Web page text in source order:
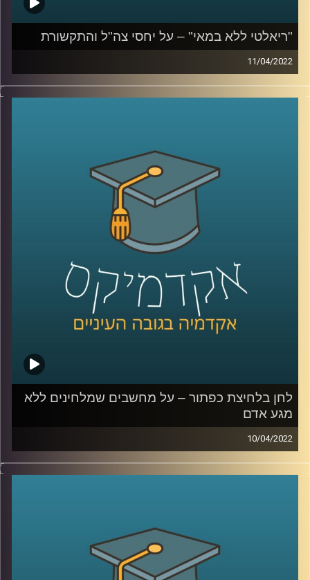
"ריאלטי ללא במאי" – על יחסי צה"ל והתקשורת
11/04/2022
בסוף השבוע שעבר נרצחו שלושה בני אדם בפיגוע ברחוב
דיזינגוף בתל אביב. המחבל נמלט והמרדף אחריו ברחובות תל
הצבא והחברה בישראל ואת יחסי הצבא התקשורת. בפרק זה
שוחחנו על סיקור האירוע שהיה השבוע בתל אביב ועל יחסי
הצבא והתקשורת בישראל בכלל.
לשיחה על היצג צה"ל בקולנוע ובסדרות –
לשיחה על הצבא והצבאיות בישראל –לחצו כאן
קרדיט תמונות:AudioVersity
לחן בלחיצת כפתור – על מחשבים שמלחינים ללא
מגע אדם
10/04/2022
היום ישנן אפליקציות שמלחינות שירים לבקשתך ללא
התערבות אדם ולהולוגרמה ביפן כבר יש אלפי מאריצים והיא
לשיחה שקיימתי עם ד"ר רויטל הולנדר מבית הספר ליזמות כאן
באוניברסיטת רייכמן.